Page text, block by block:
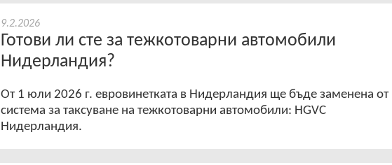
9.2.2026
Готови ли сте за тежкотоварни автомобили
Нидерландия?
От 1 юли 2026 г. евровинетката в Нидерландия ще бъде заменена от
система за таксуване на тежкотоварни автомобили: HGVC
Нидерландия.